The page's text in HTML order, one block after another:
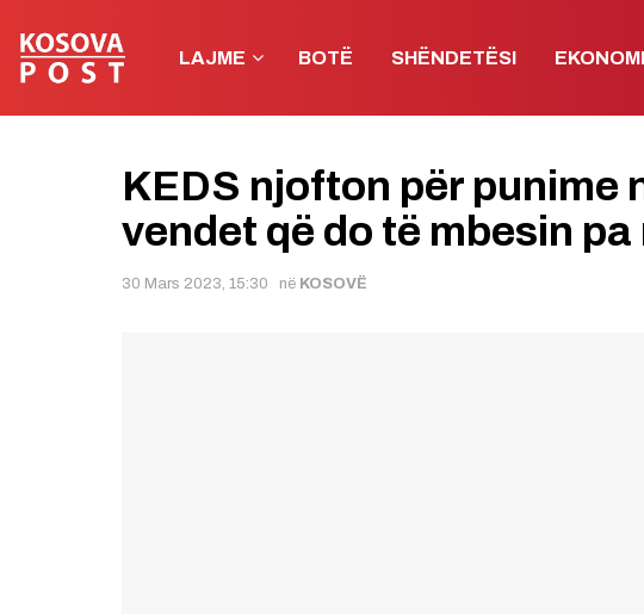
LAJME BOTË SHËNDETËSI EKONOMI
KEDS njofton për punime
vendet që do të mbesin
30 Mars 2023, 15:30 në KOSOVË